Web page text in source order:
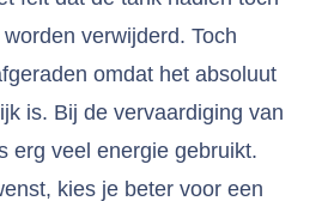
verwijderd. Toch
omdat het absoluut
is. Bij de vervaardiging van
erg veel energie gebruikt.
kies je beter voor een